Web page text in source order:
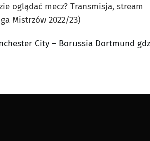
oglądać mecz? Transmisja, stream
Mistrzów 2022/23)
City – Borussia Dortmund